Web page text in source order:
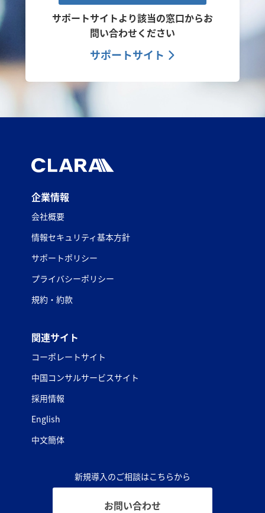
サポートサイトより該当の窓口からお
問い合わせください
サポートサイト
企業情報
会社概要
情報セキュリティ基本方針
サポートポリシー
プライバシーポリシー
規約・約款
関連サイト
コーポレートサイト
中国コンサルサービスサイト
採用情報
English
中文簡体
新規導入のご相談はこちらから
お問い合わせ